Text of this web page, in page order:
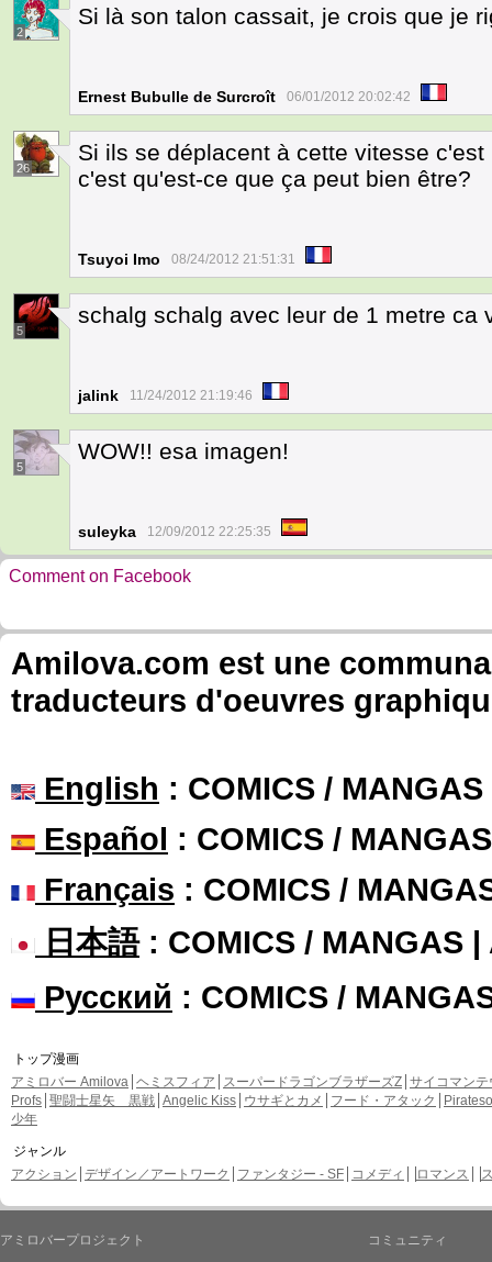
2
Si là son talon cassait, je crois que je
Ernest Bubulle de Surcroît 06/01/2012 20:02:42
26
Si ils se déplacent à cette vitesse
c'est qu'est-ce que ça peut bien être?
Tsuyoi Imo 08/24/2012 21:51:31
5
schalg schalg avec leur de 1 metre ca
jalink 11/24/2012 21:19:46
5
WOW!! esa imagen!
suleyka 12/09/2012 22:25:35
Comment on Facebook
Amilova.com est une
traducteurs d'oeuvres
English : COMICS /
Español : COMICS /
Français : COMICS /
日本語: COMICS / MANGAS |
Русский : COMICS /
トップ漫画
アミロバー Amilova ヘミスフィア スーパードラゴンブラザーズZ サイコマンテ
Profs 聖闘士星矢 黒戦 Angelic Kiss ウサギとカメ フード・アタック
少年
ジャンル
アクション デザイン／アートワーク ファンタジー - SF コメディ ロマンス
アミロバープロジェクト
コミュニティ